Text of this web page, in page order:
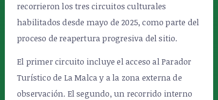
recorrieron los tres circuitos culturales
habilitados desde mayo de 2025, como parte del
proceso de reapertura progresiva del sitio.
El primer circuito incluye el acceso al Parador
Turístico de La Malca y a la zona externa de
observación. El segundo, un recorrido interno